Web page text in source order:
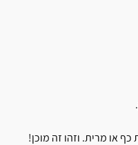
או מרית. וזהו זה מוכן!